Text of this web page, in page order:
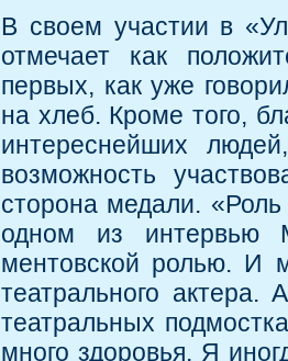
В своем участии в
отмечает как
первых, как уже
на хлеб. Кроме того,
интереснейших
возможность
сторона медали.
одном из интервью
ментовской ролью. И
театрального
театральных
много здоровья. Я